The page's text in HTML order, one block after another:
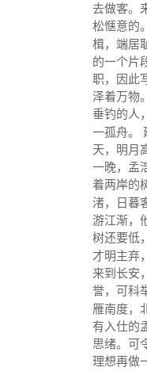
去做客。
松惬意的
楫，端居
的一个片
职，因此
泽着万物
垂钓的人
一孤舟。
天，明月
一晚，孟
着两岸的
渚，日暮
游江渐，
树还要低
才明主弃
来到长安
誉，可科
雁南度，
有入仕的
思绪。可
理想再做